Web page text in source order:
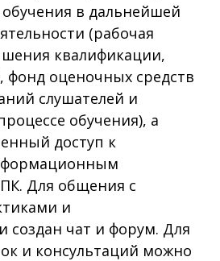
в дальнейшей
(рабочая
квалификации,
фонд оценочных средств
слушателей и
обучения), а
доступ к
Для общения с
и
создан чат и форум. Для
и консультаций можно